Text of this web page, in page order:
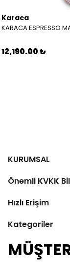
Karaca
12,190.00 ₺
KURUMSAL
Önemli KVKK
Hızlı Erişim
Kategoriler